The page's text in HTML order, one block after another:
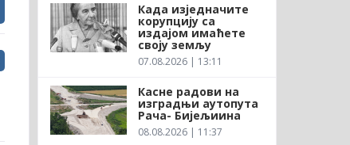
Када изједначите
корупцију са
издајом имаћете
своју земљу
07.08.2026 | 13:11
Касне радови на
изградњи аутопута
Рача- Бијељиина
08.08.2026 | 11:37